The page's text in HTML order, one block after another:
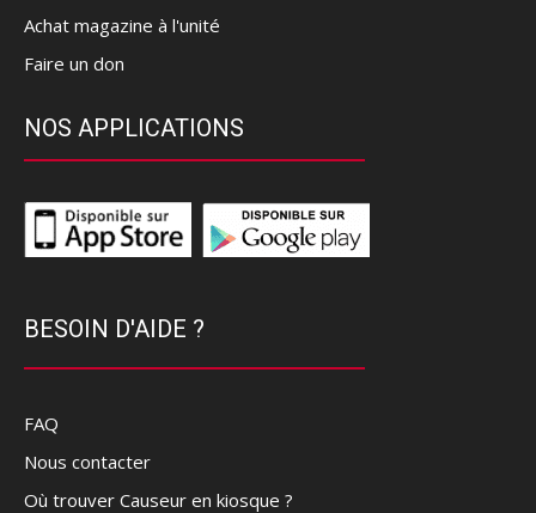
Achat magazine à l'unité
Faire un don
NOS APPLICATIONS
BESOIN D'AIDE ?
FAQ
Nous contacter
Où trouver Causeur en kiosque ?